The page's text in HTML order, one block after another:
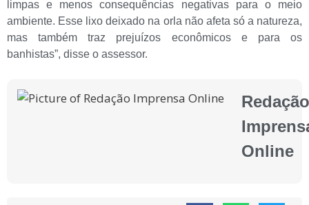
limpas e menos consequências negativas para o meio
ambiente. Esse lixo deixado na orla não afeta só a natureza,
mas também traz prejuízos econômicos e para os
banhistas”, disse o assessor.
Redação
Online